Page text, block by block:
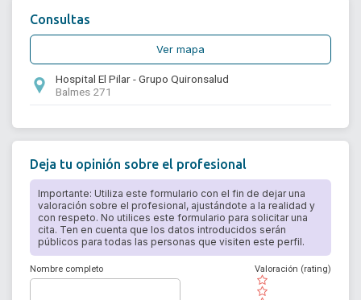
Consultas
Ver mapa
Hospital El Pilar - Grupo Quironsalud
Balmes 271
Deja tu opinión sobre el profesional
Importante: Utiliza este formulario con el fin de dejar una
valoración sobre el profesional, ajustándote a la realidad y
con respeto. No utilices este formulario para solicitar una
cita. Ten en cuenta que los datos introducidos serán
públicos para todas las personas que visiten este perfil.
Nombre completo
( )
( )
Valoración (rating)